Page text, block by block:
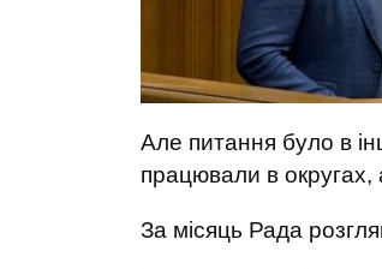
Але питання було в
працювали в
За місяць Рада